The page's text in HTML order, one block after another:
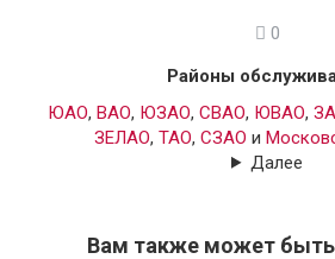
0
Районы
ЮАО, ВАО, ЮЗАО, СВАО, ЮВАО,
ЗЕЛАО, ТАО, СЗАО и
Далее
Вам также может быть